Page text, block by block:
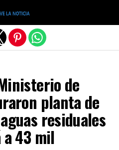
de
planta de
residuales
43 mil
versión móvil